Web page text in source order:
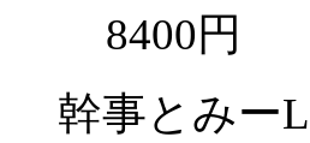
8400円
幹事とみー